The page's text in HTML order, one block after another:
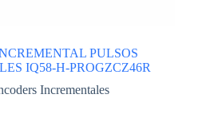
PULSOS
IQ58-H-PROGZCZ46R
Incrementales